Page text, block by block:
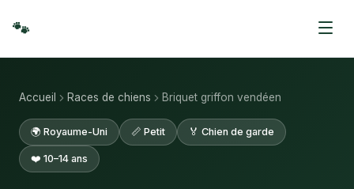
🐾
Accueil Races de chiens Briquet griffon vendéen
🌍 Royaume-Uni 📏 Petit 🏅 Chien de garde
❤️ 10–14 ans